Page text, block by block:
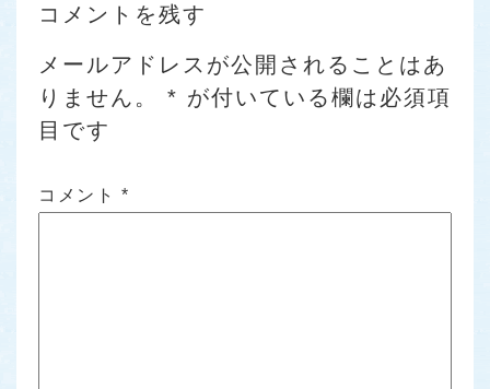
コメントを残す
メールアドレスが公開されることはあ
りません。
* が付いている欄は必須項
目です
コメント *